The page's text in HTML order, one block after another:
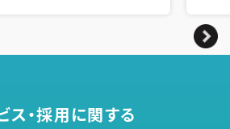
ス・採用に関する